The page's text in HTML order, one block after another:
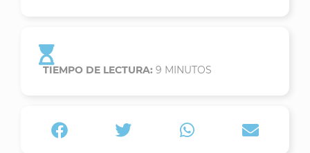
TIEMPO DE LECTURA: 9 MINUTOS